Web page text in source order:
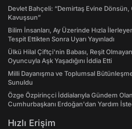
Devlet Bahçeli: “Demirtaş Evine Dönsün,
Kavuşsun”
Bilim İnsanları, Ay Üzerinde Hızla
Tespit Ettikten Sonra Uyarı Yayınladı
Ülkü Hilal Çiftçi'nin Babası, Reşit Olmayan
Oyuncuyla Aşk Yaşadığını İddia Etti
Milli Dayanışma ve Toplumsal
Sunuldu
Özge Özpirinçci İddialarıyla Gündem
Cumhurbaşkanı Erdoğan'dan Yardım
Hızlı Erişim